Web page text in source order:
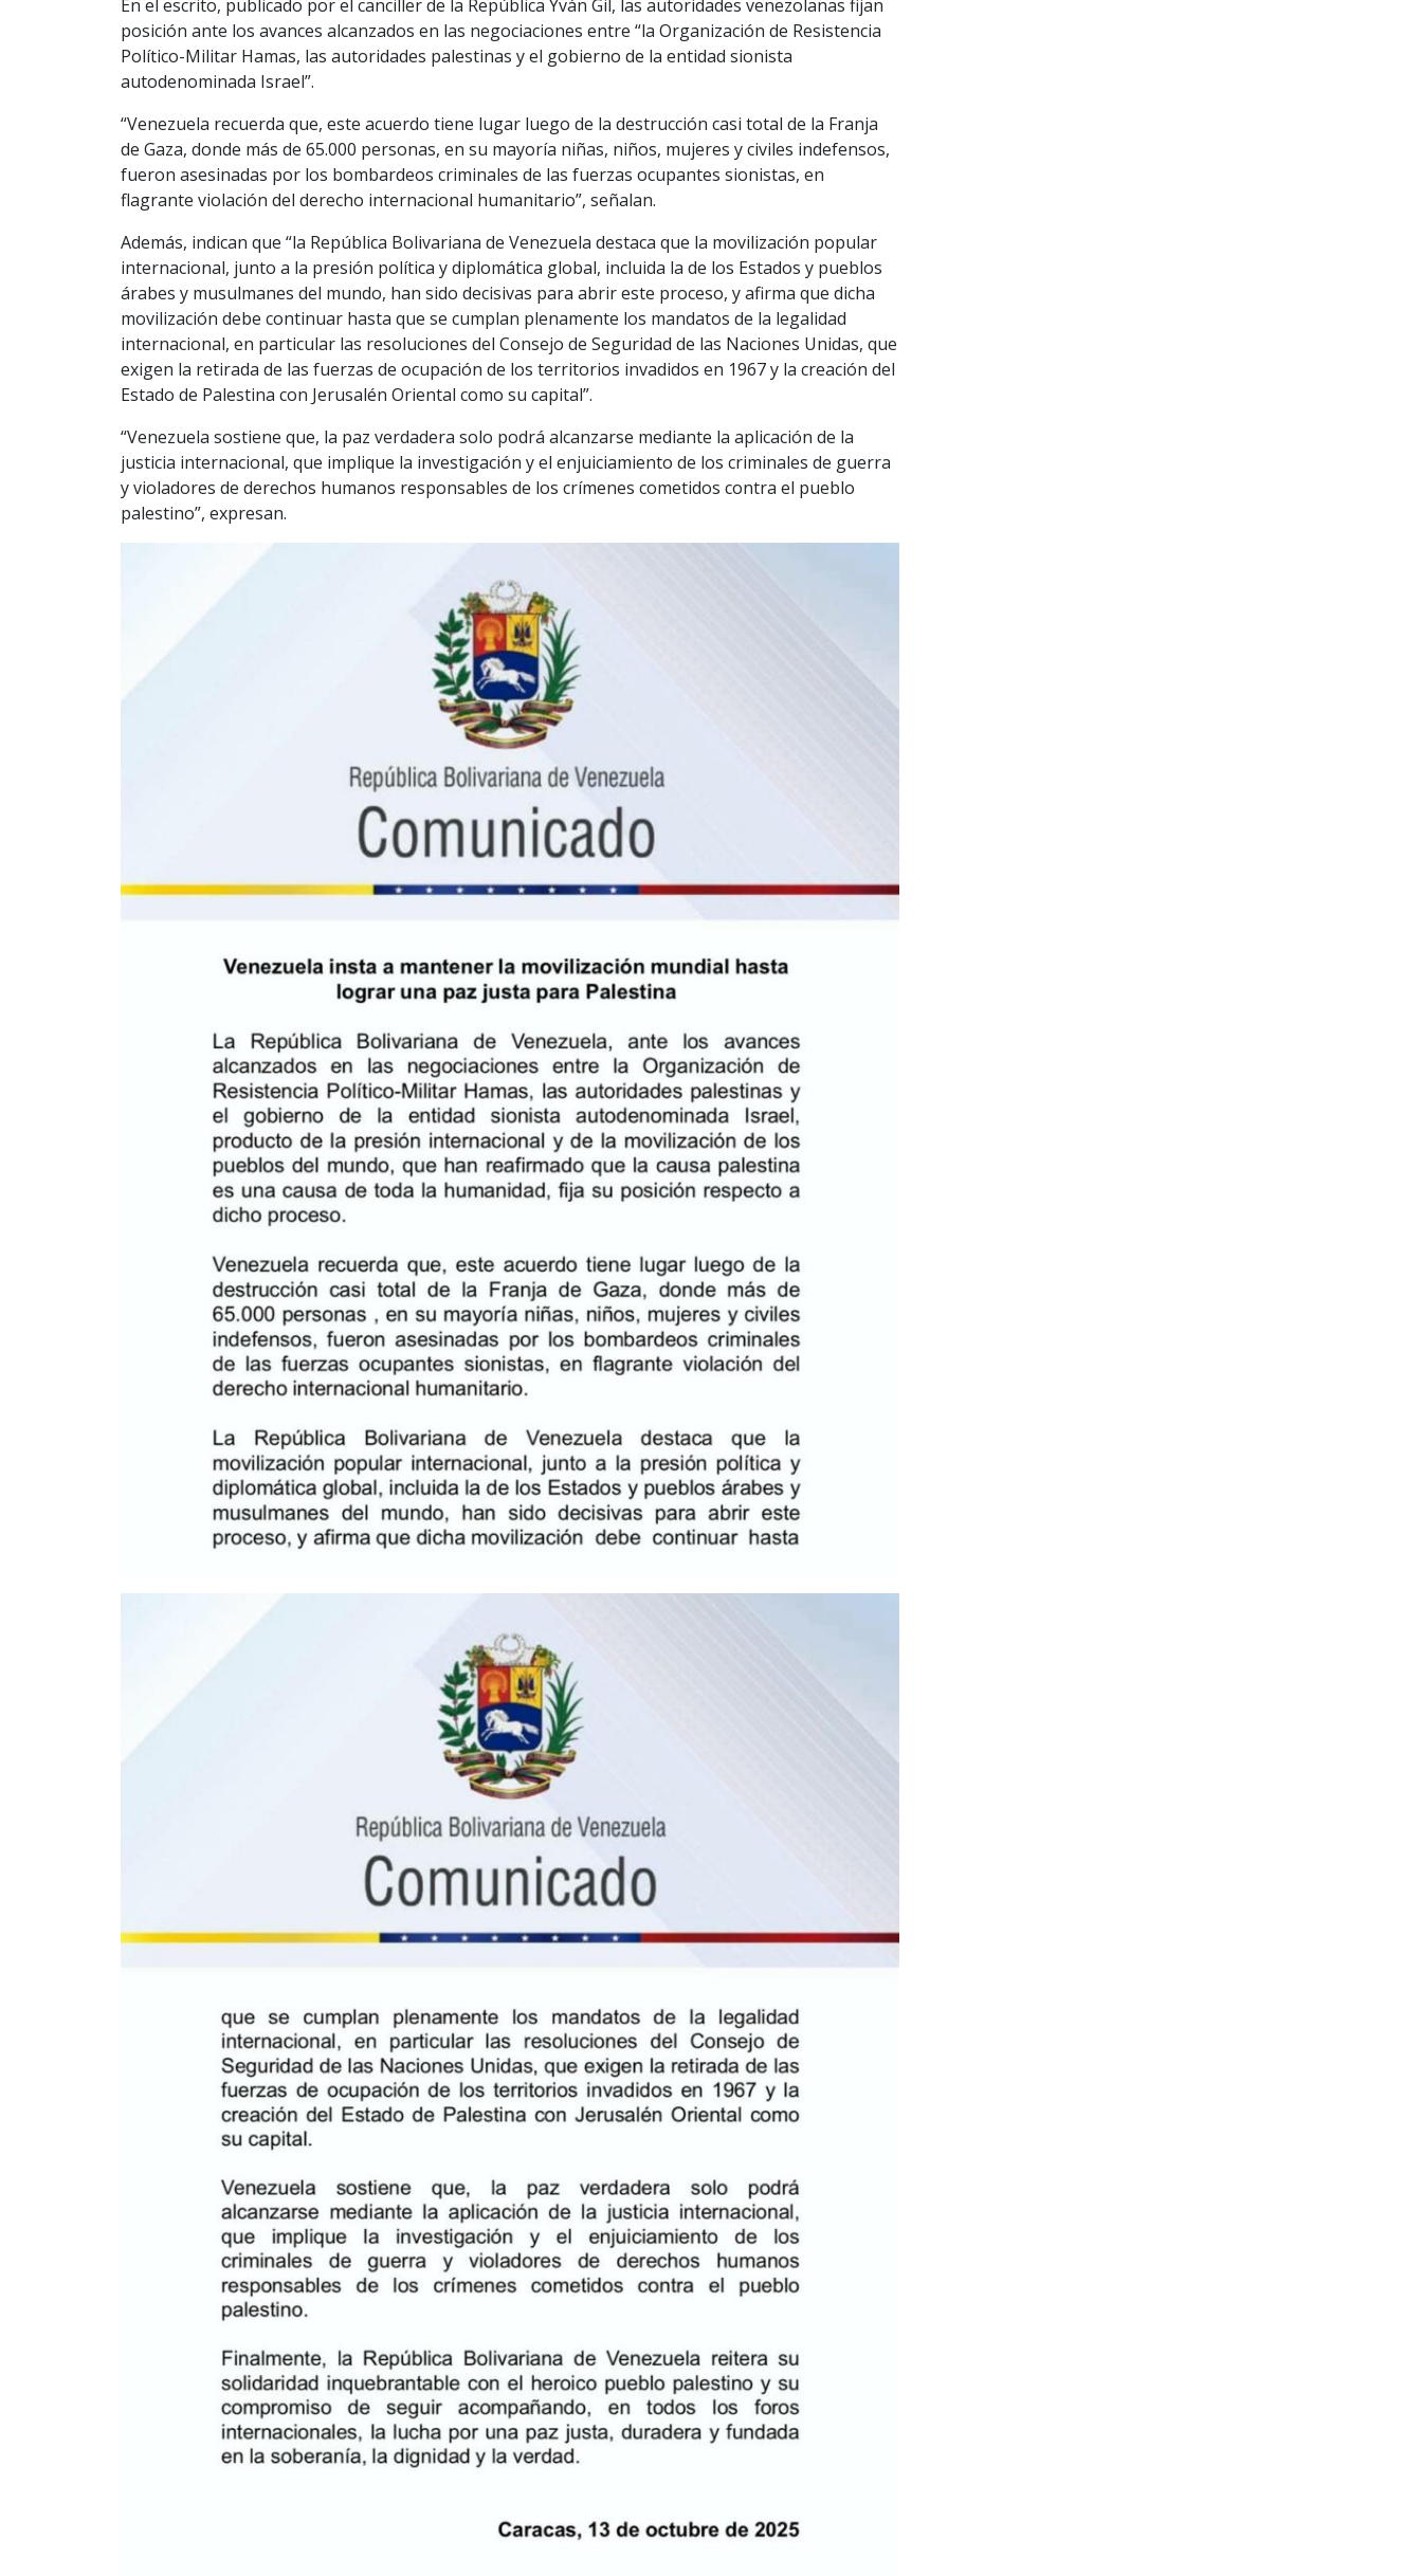
En el escrito, publicado por el canciller de la República Yván Gil, las autoridades venezolanas fijan
posición ante los avances alcanzados en las negociaciones entre “la Organización de Resistencia
Político-Militar Hamas, las autoridades palestinas y el gobierno de la entidad sionista
autodenominada Israel”.
“Venezuela recuerda que, este acuerdo tiene lugar luego de la destrucción casi total de la Franja
de Gaza, donde más de 65.000 personas, en su mayoría niñas, niños, mujeres y civiles indefensos,
fueron asesinadas por los bombardeos criminales de las fuerzas ocupantes sionistas, en
flagrante violación del derecho internacional humanitario”, señalan.
Además, indican que “la República Bolivariana de Venezuela destaca que la movilización popular
internacional, junto a la presión política y diplomática global, incluida la de los Estados y pueblos
árabes y musulmanes del mundo, han sido decisivas para abrir este proceso, y afirma que dicha
movilización debe continuar hasta que se cumplan plenamente los mandatos de la legalidad
internacional, en particular las resoluciones del Consejo de Seguridad de las Naciones Unidas, que
exigen la retirada de las fuerzas de ocupación de los territorios invadidos en 1967 y la creación del
Estado de Palestina con Jerusalén Oriental como su capital”.
“Venezuela sostiene que, la paz verdadera solo podrá alcanzarse mediante la aplicación de la
justicia internacional, que implique la investigación y el enjuiciamiento de los criminales de guerra
y violadores de derechos humanos responsables de los crímenes cometidos contra el pueblo
palestino”, expresan.